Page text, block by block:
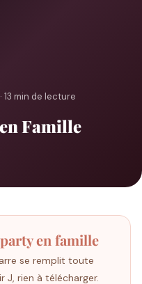
· 13 min de lecture
Famille
en famille
se remplit toute
J, rien à télécharger.